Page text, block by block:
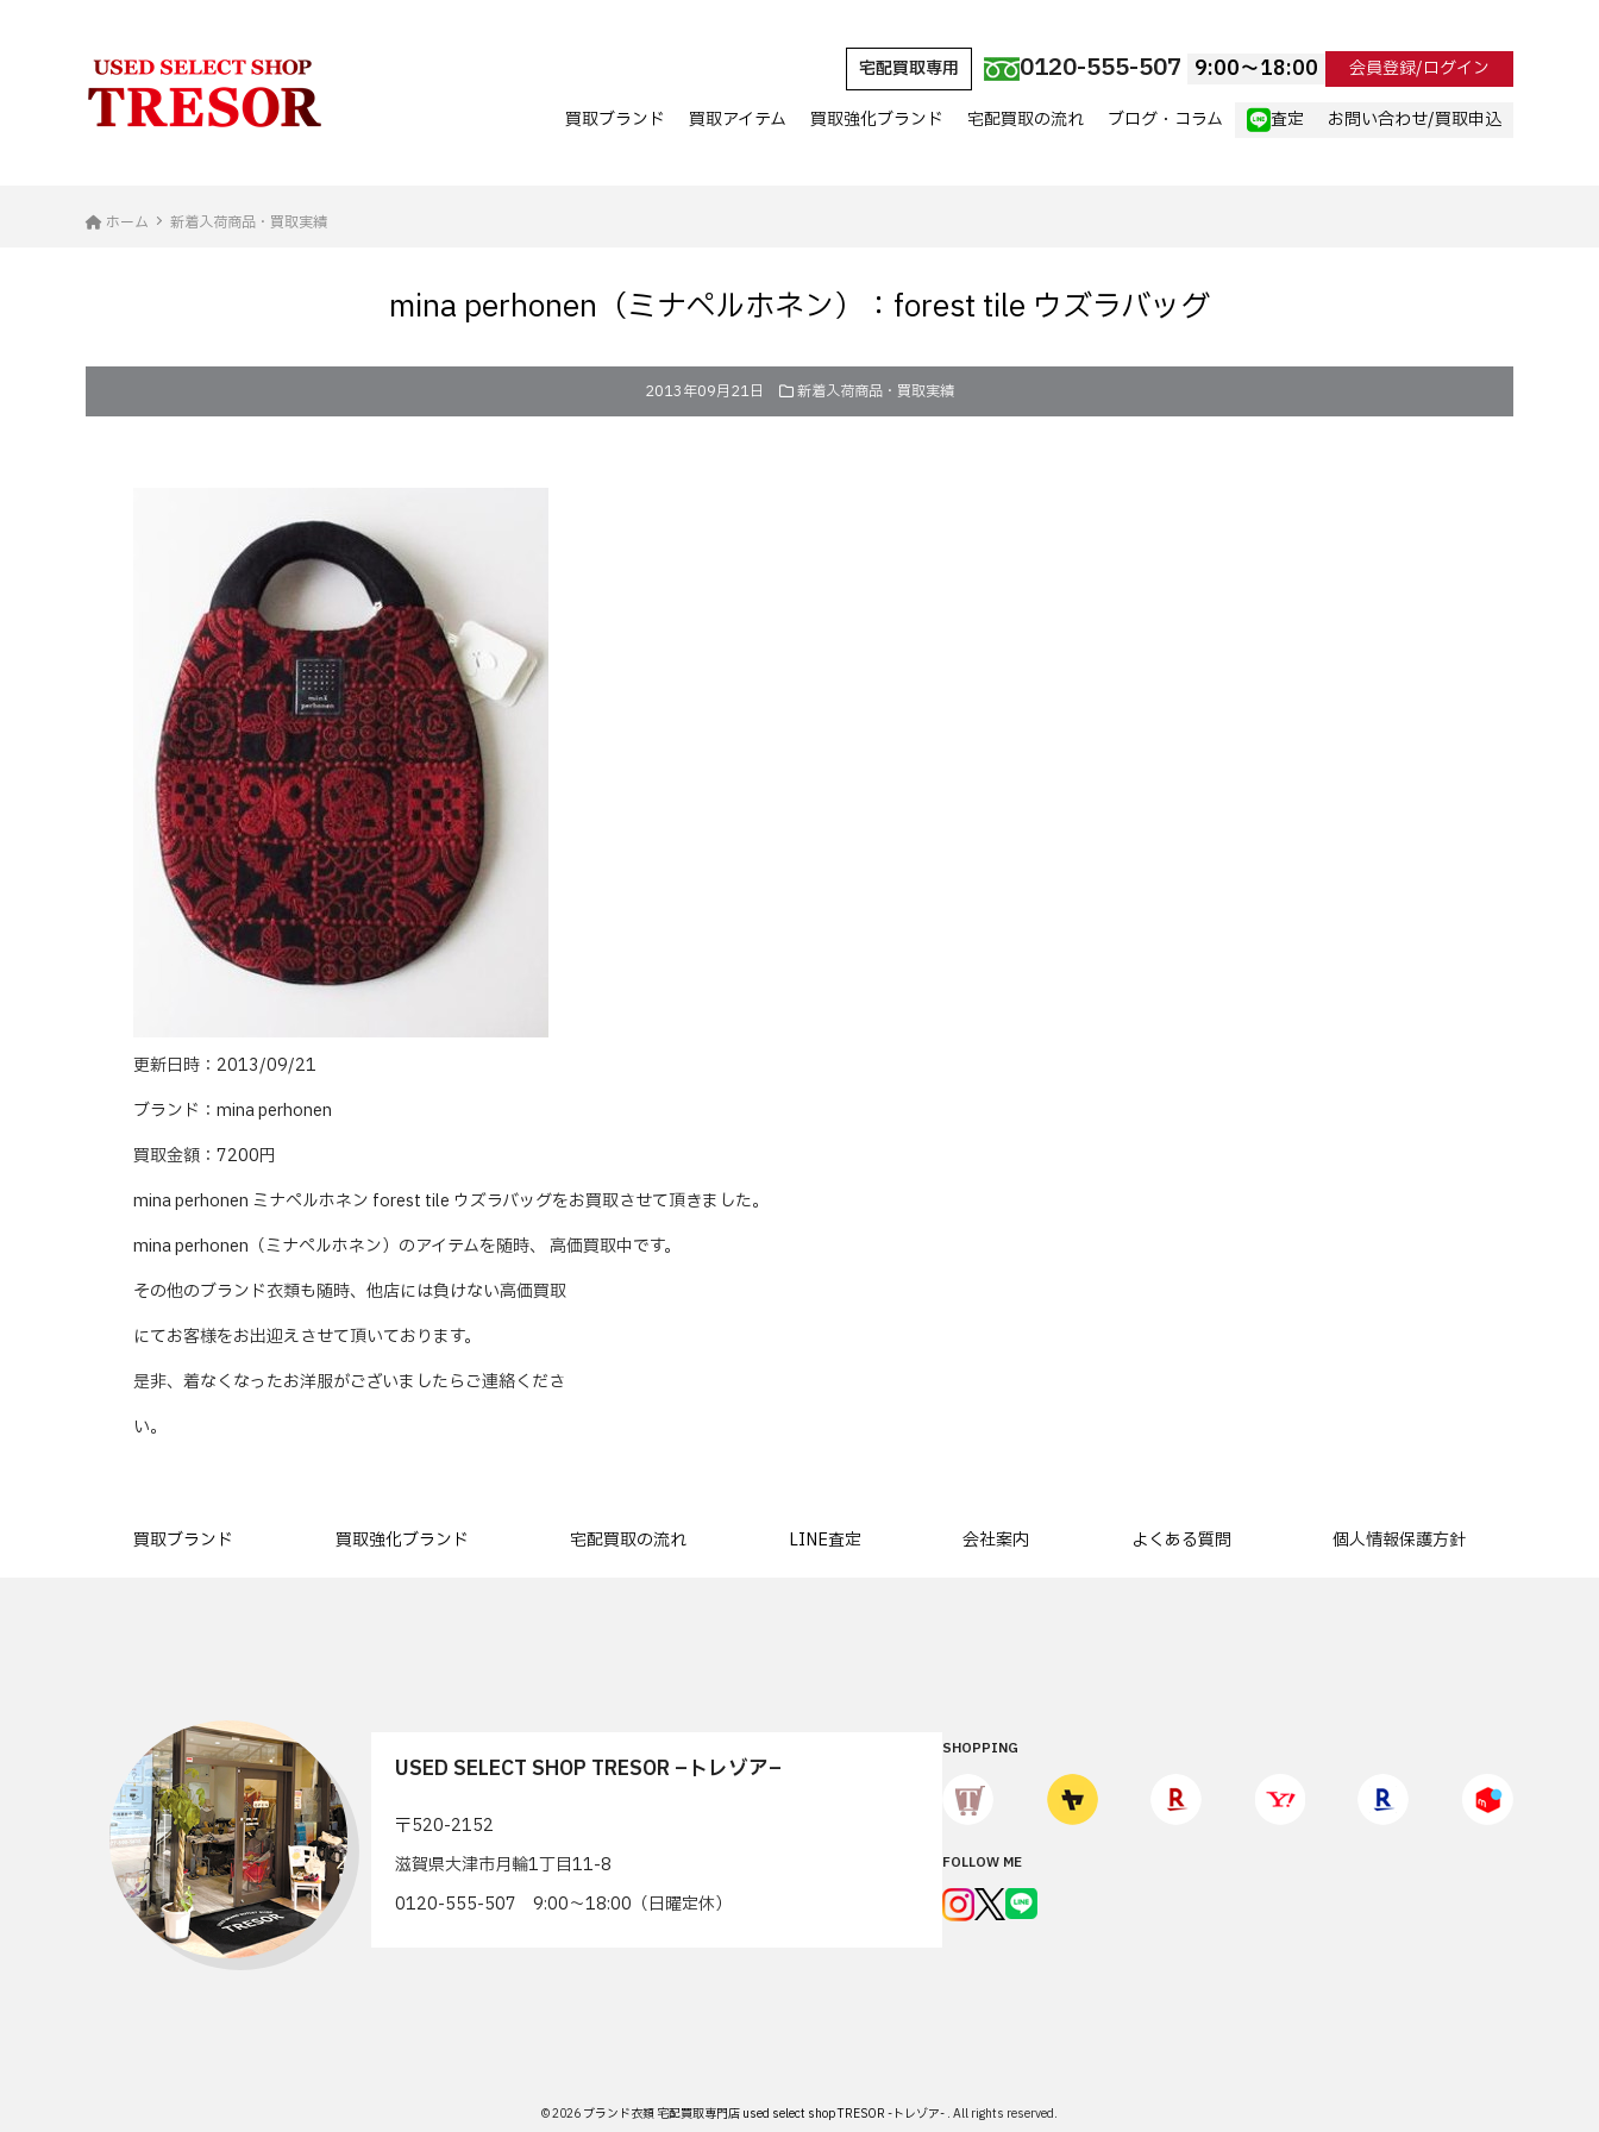
宅配買取専用 0120-555-507 9:00〜18:00 会員登録/ログイン
買取ブランド 買取アイテム 買取強化ブランド 宅配買取の流れ ブログ・コラム 査定 お問い合わせ/買取申込
ホーム 新着入荷商品・買取実績
mina perhonen（ミナペルホネン）：forest tile ウズラバッグ
2013年09月21日 新着入荷商品・買取実績
更新日時：2013/09/21
ブランド：mina perhonen
買取金額：7200円
mina perhonen ミナペルホネン forest tile ウズラバッグをお買取させて頂きました。
mina perhonen（ミナペルホネン）のアイテムを随時、 高価買取中です。
その他のブランド衣類も随時、他店には負けない高価買取
にてお客様をお出迎えさせて頂いております。
是非、着なくなったお洋服がございましたらご連絡くださ
い。
買取ブランド 買取強化ブランド 宅配買取の流れ LINE査定 会社案内 よくある質問 個人情報保護方針
USED SELECT SHOP TRESOR –トレゾア–
〒520-2152
滋賀県大津市月輪1丁目11-8
0120-555-507 9:00〜18:00（日曜定休）
SHOPPING
FOLLOW ME
© 2026 ブランド衣類 宅配買取専門店 used select shop TRESOR -トレゾア- . All rights reserved.